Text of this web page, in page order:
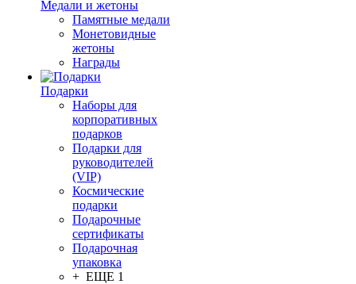
Медали и жетоны
Памятные медали
Монетовидные
жетоны
Награды
Подарки
Наборы для
корпоративных
подарков
Подарки для
руководителей
(VIP)
Космические
подарки
Подарочные
сертификаты
Подарочная
упаковка
+ ЕЩЕ 1